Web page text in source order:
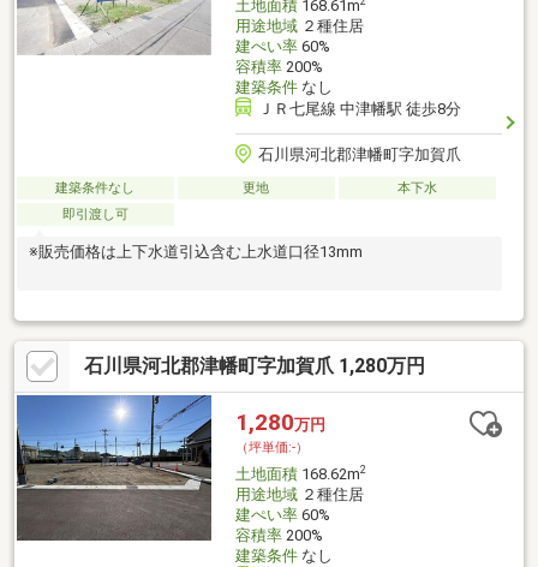
土地面積168.61m
用途地域２種住居
建ぺい率60%
容積率200%
建築条件なし
ＪＲ七尾線 中津幡駅 徒歩8分
石川県河北郡津幡町字加賀爪
建築条件なし 更地
本下水
即引渡し可
※販売価格は上下水道引込含む上水道口径13mm
石川県河北郡津幡町字加賀爪 1,280万円
1,280万円
（坪単価:-）
土地面積168.62m2
用途地域２種住居
建ぺい率60%
容積率200%
建築条件なし